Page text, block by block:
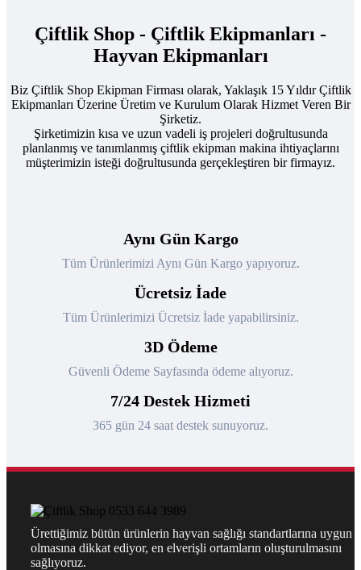
Çiftlik Shop - Çiftlik Ekipmanları -
Hayvan Ekipmanları
Biz Çiftlik Shop Ekipman Firması olarak, Yaklaşık 15 Yıldır Çiftlik
Ekipmanları Üzerine Üretim ve Kurulum Olarak Hizmet Veren Bir
Şirketiz.
Şirketimizin kısa ve uzun vadeli iş projeleri doğrultusunda
planlanmış ve tanımlanmış çiftlik ekipman makina ihtiyaçlarını
müşterimizin isteği doğrultusunda gerçekleştiren bir firmayız.
Aynı Gün Kargo
Tüm Ürünlerimizi Aynı Gün Kargo yapıyoruz.
Ücretsiz İade
Tüm Ürünlerimizi Ücretsiz İade yapabilirsiniz.
3D Ödeme
Güvenli Ödeme Sayfasında ödeme alıyoruz.
7/24 Destek Hizmeti
365 gün 24 saat destek sunuyoruz.
Ürettiğimiz bütün ürünlerin hayvan sağlığı standartlarına uygun
olmasına dikkat ediyor, en elverişli ortamların oluşturulmasını
sağlıyoruz.